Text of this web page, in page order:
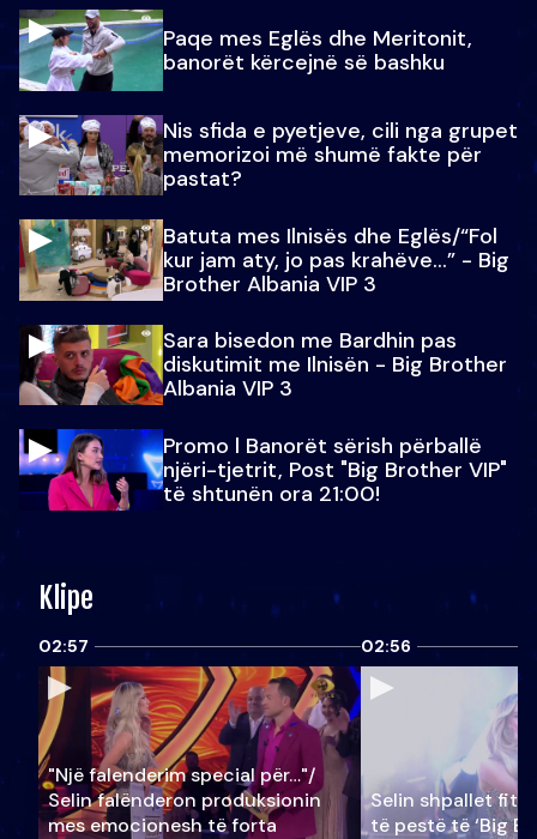
Paqe mes Eglës dhe Meritonit,
banorët kërcejnë së bashku
Nis sfida e pyetjeve, cili nga grupet
memorizoi më shumë fakte për
pastat?
Batuta mes Ilnisës dhe Eglës/“Fol
kur jam aty, jo pas krahëve…” - Big
Brother Albania VIP 3
Sara bisedon me Bardhin pas
diskutimit me Ilnisën - Big Brother
Albania VIP 3
Promo l Banorët sërish përballë
njëri-tjetrit, Post "Big Brother VIP"
të shtunën ora 21:00!
Klipe
02:57
"Një falenderim special për…"/
Selin falënderon produksionin
mes emocionesh të forta
02:56
Selin shpallet
të pestë të ‘Big